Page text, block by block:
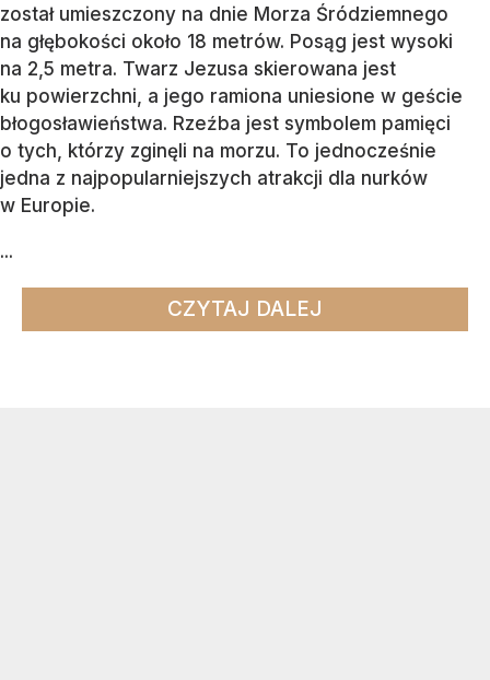
został umieszczony na dnie Morza Śródziemnego
na głębokości około 18 metrów. Posąg jest wysoki
na 2,5 metra. Twarz Jezusa skierowana jest
ku powierzchni, a jego ramiona uniesione w geście
błogosławieństwa. Rzeźba jest symbolem pamięci
o tych, którzy zginęli na morzu. To jednocześnie
jedna z najpopularniejszych atrakcji dla nurków
w Europie.
...
CZYTAJ DALEJ